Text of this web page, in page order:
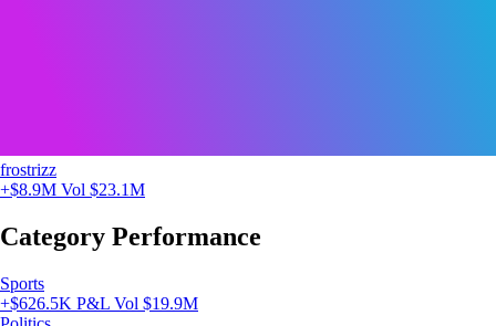
frostrizz
+$8.9M Vol $23.1M
Category Performance
Sports
+$626.5K P&L Vol $19.9M